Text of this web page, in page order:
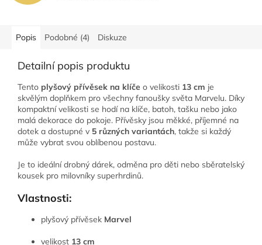
Popis Podobné (4) Diskuze
Detailní popis produktu
Tento plyšový přívěsek na klíče o velikosti 13 cm je
skvělým doplňkem pro všechny fanoušky světa Marvelu. Díky
kompaktní velikosti se hodí na klíče, batoh, tašku nebo jako
malá dekorace do pokoje. Přívěsky jsou měkké, příjemné na
dotek a dostupné v 5 různých variantách, takže si každý
může vybrat svou oblíbenou postavu.
Je to ideální drobný dárek, odměna pro děti nebo sběratelský
kousek pro milovníky superhrdinů.
Vlastnosti:
plyšový přívěsek Marvel
velikost 13 cm